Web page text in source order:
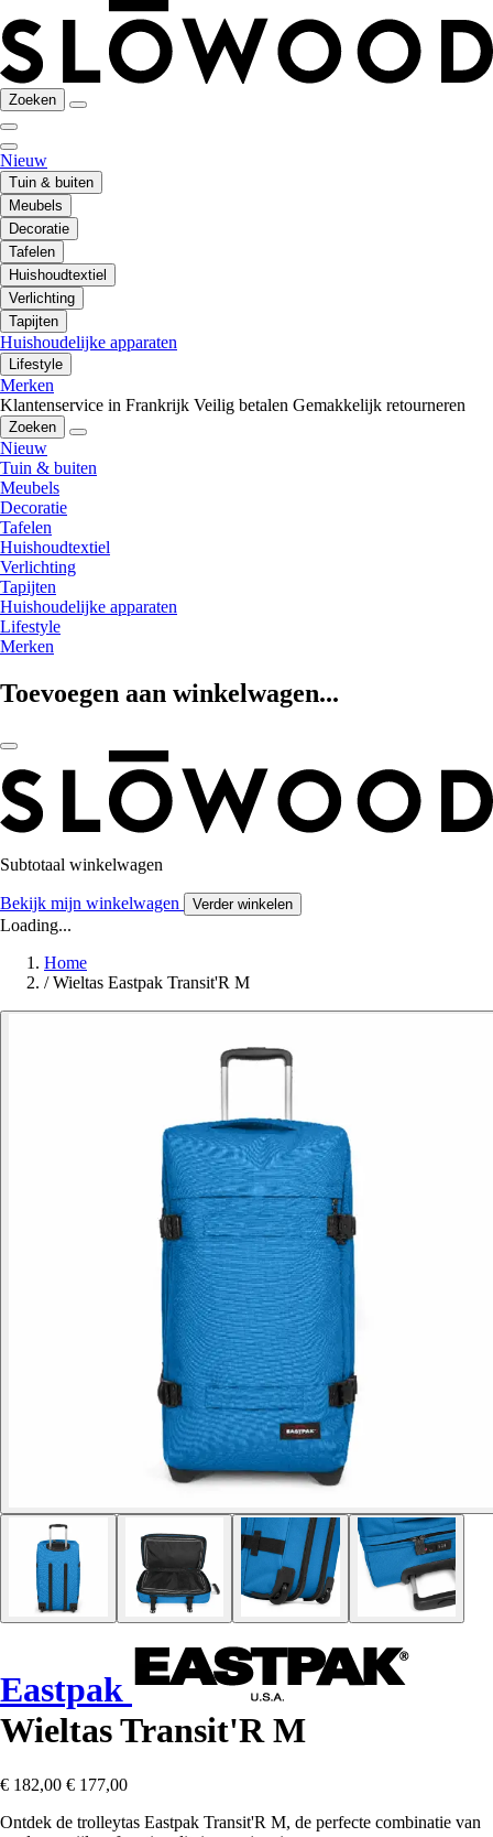
Zoeken
Nieuw
Tuin & buiten
Meubels
Decoratie
Tafelen
Huishoudtextiel
Verlichting
Tapijten
Huishoudelijke apparaten
Lifestyle
Merken
Klantenservice in Frankrijk Veilig betalen Gemakkelijk retourneren
Zoeken
Nieuw
Tuin & buiten
Meubels
Decoratie
Tafelen
Huishoudtextiel
Verlichting
Tapijten
Huishoudelijke apparaten
Lifestyle
Merken
Toevoegen aan winkelwagen...
Subtotaal winkelwagen
Bekijk mijn winkelwagen Verder winkelen
Loading...
Home
/ Wieltas Eastpak Transit'R M
Eastpak
Wieltas Transit'R M
€ 182,00 € 177,00
Ontdek de trolleytas Eastpak Transit'R M, de perfecte combinatie van